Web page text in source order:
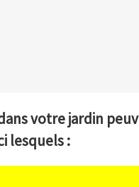
votre jardin
lesquels :